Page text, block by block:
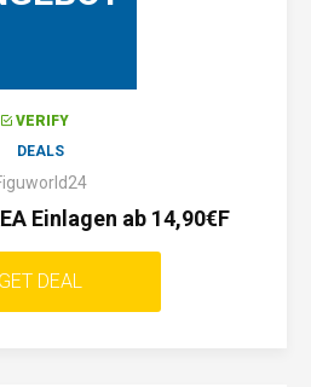
VERIFY
DEALS
Einlagen ab 14,90€F
GET DEAL